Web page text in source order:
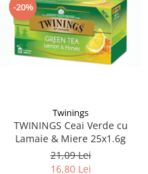
-20%
Twinings
TWININGS Ceai Verde cu
Lamaie & Miere 25x1.6g
21,09 Lei
16,80 Lei